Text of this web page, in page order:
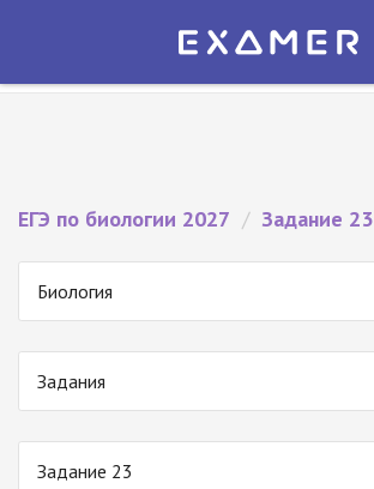
Экзамер — ЕГЭ 2027
ЕГЭ по биологии 2027 / Задание 23
Биология
Задания
Задание 23